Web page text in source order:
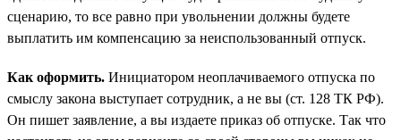
сценарию, то все равно при увольнении должны будете
выплатить им компенсацию за неиспользованный отпуск.
Как оформить. Инициатором неоплачиваемого отпуска по
смыслу закона выступает сотрудник, а не вы (ст. 128 ТК РФ).
Он пишет заявление, а вы издаете приказ об отпуске. Так что